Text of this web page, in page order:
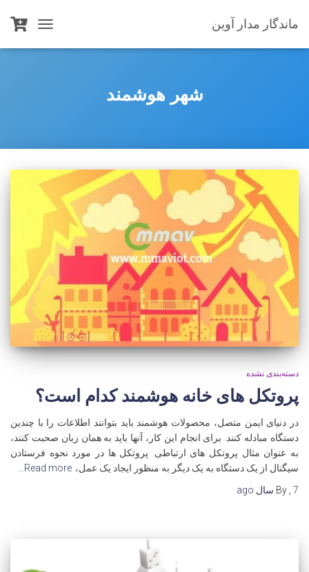
ماندگار مدار آوین
TOGGLE
NAVIGATION
شهر هوشمند
دسته‌بندی نشده
پروتکل های خانه هوشمند کدام است؟
در دنیای ایمن متصل، محصولات هوشمند باید بتوانند اطلاعات را با چندین
دستگاه مبادله کنند. برای انجام این کار، آنها باید به همان زبان صحبت کنند،
به عنوان مثال پروتکل های ارتباطی. پروتکل ها در مورد نحوه فرستادن
سیگنال از یک دستگاه به یک دیگر به منظور ایجاد یک عمل، Read more…
By 7 سال